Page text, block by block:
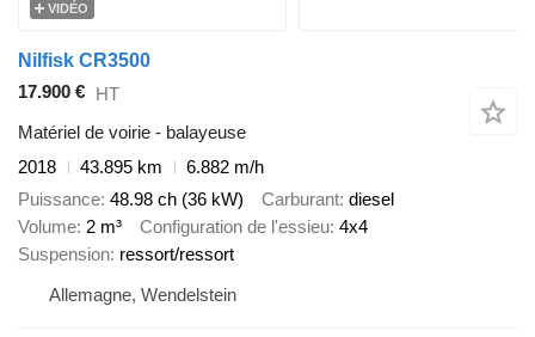
VIDÉO
Nilfisk CR3500
17.900 € HT
Matériel de voirie - balayeuse
2018
43.895 km
6.882 m/h
Puissance 48.98 ch (36 kW) Carburant diesel
Volume 2 m³ Configuration de l'essieu 4x4
Suspension ressort/ressort
Allemagne, Wendelstein